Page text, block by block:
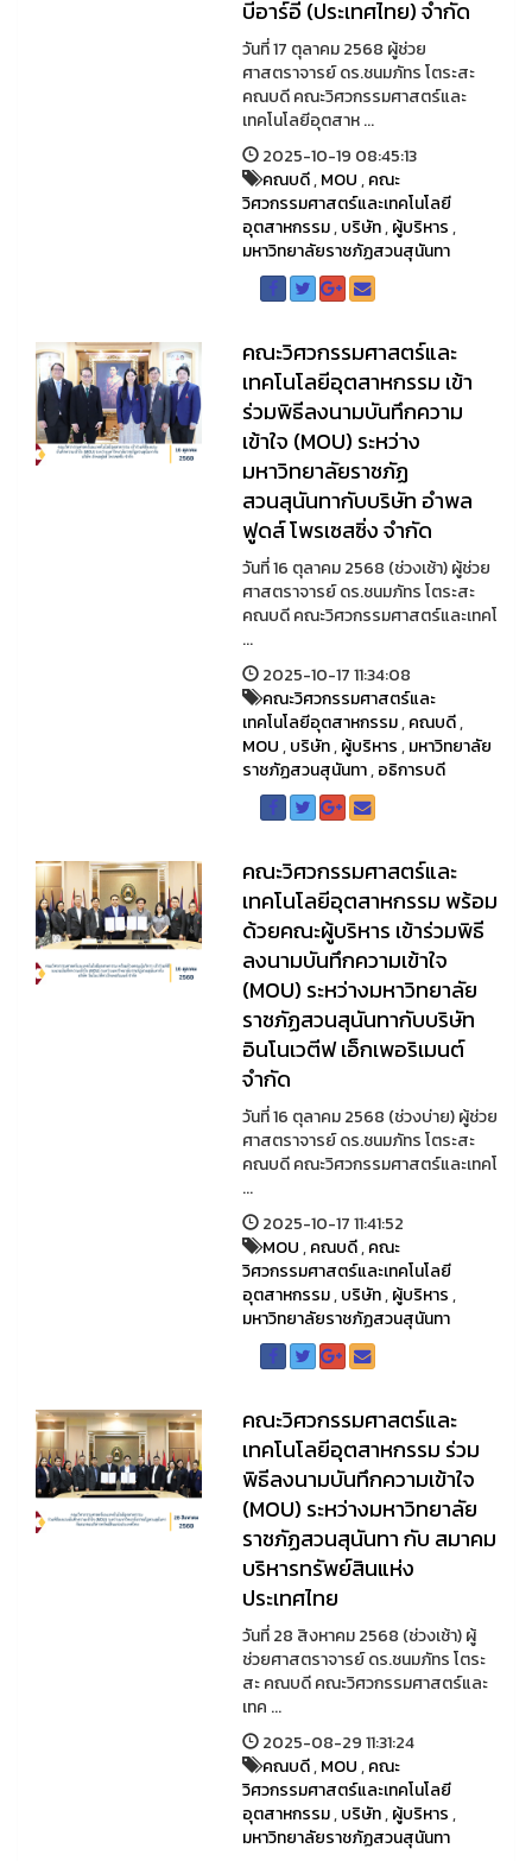
บีอาร์อี (ประเทศไทย) จำกัด
วันที่ 17 ตุลาคม 2568 ผู้ช่วย
ศาสตราจารย์ ดร.ชนมภัทร โตระสะ
คณบดี คณะวิศวกรรมศาสตร์และ
เทคโนโลยีอุตสาห ...
2025-10-19 08:45:13
คณบดี,MOU,คณะ
วิศวกรรมศาสตร์และเทคโนโลยี
อุตสาหกรรม,บริษัท,ผู้บริหาร,
มหาวิทยาลัยราชภัฏสวนสุนันทา
คณะวิศวกรรมศาสตร์และ
เทคโนโลยีอุตสาหกรรม เข้า
ร่วมพิธีลงนามบันทึกความ
เข้าใจ (MOU) ระหว่าง
มหาวิทยาลัยราชภัฏ
สวนสุนันทากับบริษัท อำพล
ฟูดส์ โพรเซสซิ่ง จำกัด
วันที่ 16 ตุลาคม 2568 (ช่วงเช้า) ผู้ช่วย
ศาสตราจารย์ ดร.ชนมภัทร โตระสะ
คณบดี คณะวิศวกรรมศาสตร์และเทคโ
...
2025-10-17 11:34:08
คณะวิศวกรรมศาสตร์และ
เทคโนโลยีอุตสาหกรรม,คณบดี,
MOU,บริษัท,ผู้บริหาร,มหาวิทยาลัย
ราชภัฏสวนสุนันทา,อธิการบดี
คณะวิศวกรรมศาสตร์และ
เทคโนโลยีอุตสาหกรรม พร้อม
ด้วยคณะผู้บริหาร เข้าร่วมพิธี
ลงนามบันทึกความเข้าใจ
(MOU) ระหว่างมหาวิทยาลัย
ราชภัฏสวนสุนันทากับบริษัท
อินโนเวตีฟ เอ็กเพอริเมนต์
จำกัด
วันที่ 16 ตุลาคม 2568 (ช่วงบ่าย) ผู้ช่วย
ศาสตราจารย์ ดร.ชนมภัทร โตระสะ
คณบดี คณะวิศวกรรมศาสตร์และเทคโ
...
2025-10-17 11:41:52
MOU,คณบดี,คณะ
วิศวกรรมศาสตร์และเทคโนโลยี
อุตสาหกรรม,บริษัท,ผู้บริหาร,
มหาวิทยาลัยราชภัฏสวนสุนันทา
คณะวิศวกรรมศาสตร์และ
เทคโนโลยีอุตสาหกรรม ร่วม
พิธีลงนามบันทึกความเข้าใจ
(MOU) ระหว่างมหาวิทยาลัย
ราชภัฏสวนสุนันทา กับ สมาคม
บริหารทรัพย์สินแห่ง
ประเทศไทย
วันที่ 28 สิงหาคม 2568 (ช่วงเช้า) ผู้
ช่วยศาสตราจารย์ ดร.ชนมภัทร โตระ
สะ คณบดี คณะวิศวกรรมศาสตร์และ
เทค ...
2025-08-29 11:31:24
คณบดี,MOU,คณะ
วิศวกรรมศาสตร์และเทคโนโลยี
อุตสาหกรรม,บริษัท,ผู้บริหาร,
มหาวิทยาลัยราชภัฏสวนสุนันทา